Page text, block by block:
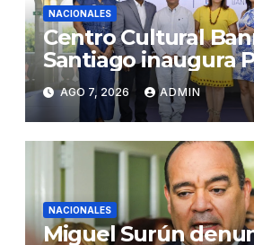
NACIONALES
Centro Cultural
Santiago inaugura
Congreso de
Santiago
AGO 7, 2026 ADMIN
NACIONALES
Miguel Surún